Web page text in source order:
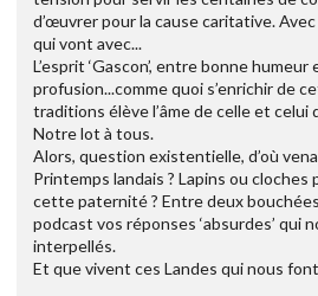
d’œuvrer pour la cause caritative.
qui vont avec...
L’esprit ‘Gascon’, entre bonne
profusion...comme quoi s’enrichir de
traditions élève l’âme de celle et celui
Notre lot à tous.
Alors, question existentielle, d’où
Printemps landais ? Lapins ou
cette paternité ? Entre deux
podcast vos réponses ‘absurdes’ qui
interpellés.
Et que vivent ces Landes qui nous